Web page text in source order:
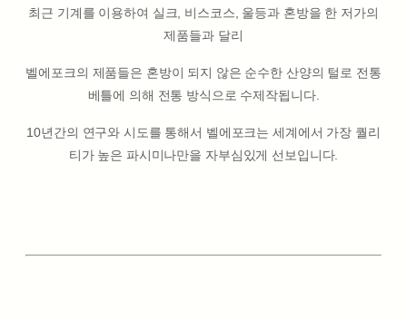
최근 기계를 이용하여 실크, 비스코스, 울등과 혼방을 한 저가의
제품들과 달리
벨에포크의 제품들은 혼방이 되지 않은 순수한 산양의 털로 전통
베틀에 의해 전통 방식으로 수제작됩니다.
10년간의 연구와 시도를 통해서 벨에포크는 세계에서 가장 퀄리
티가 높은 파시미나만을 자부심있게 선보입니다.